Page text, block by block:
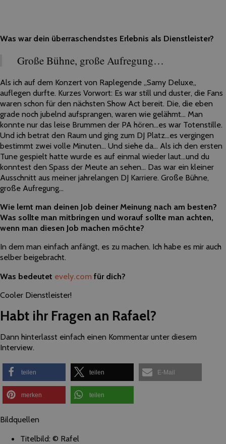
Was war dein überraschendstes Erlebnis als Dienstleister?
Große Bühne, große Aufregung…
Als ich auf dem Konzert von Raplegende ,,Samy Deluxe,,
auflegen durfte. Kurzes Vorwort: Es war still und duster, die Fans
waren schon für den nächsten Show Act bereit. Die, die eben
grade noch jubelnd aufsprangen, waren wie gelähmt… Man
konnte nur das leise Brummen der PA hören…es war Totenstille.
Und ich betrat den Raum und ging zum DJ Platz…es vergingen
bestimmt zwei volle Minuten… Und siehe da… Als ich den ersten
Tune gespielt hatte wurde es auf einmal wieder laut…und du
konntest den Spass der Meute an sehen… Das war ein kleiner
Ausschnitt aus meiner jahrelangen DJ Karriere. Große Bühne,
große Aufregung…
Wie lernt man deinen Job deiner Meinung nach am besten?
Was sollte man mitbringen und worauf sollte man achten,
wenn man diesen Job machen möchte?
In dem man einfach anfängt, es zu machen. Ich habe es mir auch
selber beigebracht.
Was bedeutet evely.com für dich?
Cooler Dienstleister!
Habt ihr Fragen an Rafael?
Dann hinterlasst einfach einen Kommentar unter diesem
Interview.
teilen teilen E-Mail
merken teilen
Bildquellen
Titelbild: © Rafel